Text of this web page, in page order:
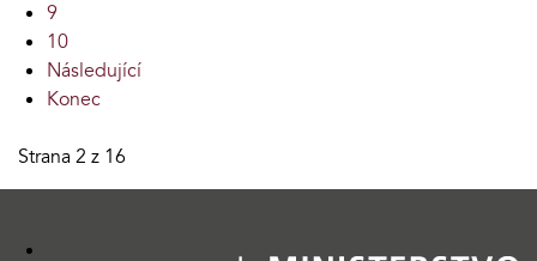
9
10
Následující
Konec
Strana 2 z 16